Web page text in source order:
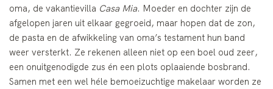
oma, de vakantievilla Casa Mia. Moeder en dochter zijn de
afgelopen jaren uit elkaar gegroeid, maar hopen dat de zon,
de pasta en de afwikkeling van oma’s testament hun band
weer versterkt. Ze rekenen alleen niet op een boel oud zeer,
een onuitgenodigde zus én een plots oplaaiende bosbrand.
Samen met een wel héle bemoeizuchtige makelaar worden ze